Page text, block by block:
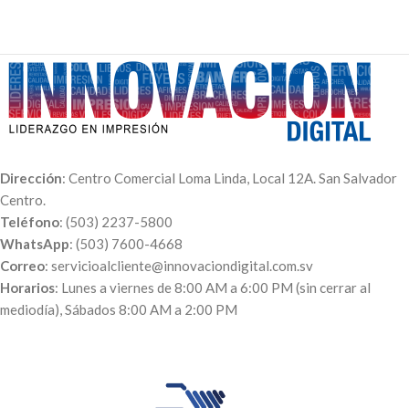
$113.00$80.00
Paquete de 250 unidades
$251.00$142.50
o hacer un collage con varias
imágenes.
La fotografía de tu elección se
imprimirá de forma vertical u
horizontal en lona mate o
propio diseño dale click al botón
Dirección: Centro Comercial Loma Linda, Local 12A. San Salvador
Centro.
Teléfono: (503) 2237-5800
WhatsApp: (503) 7600-4668
Correo: servicioalcliente@innovaciondigital.com.sv
Horarios: Lunes a viernes de 8:00 AM a 6:00 PM (sin cerrar al
mediodía), Sábados 8:00 AM a 2:00 PM